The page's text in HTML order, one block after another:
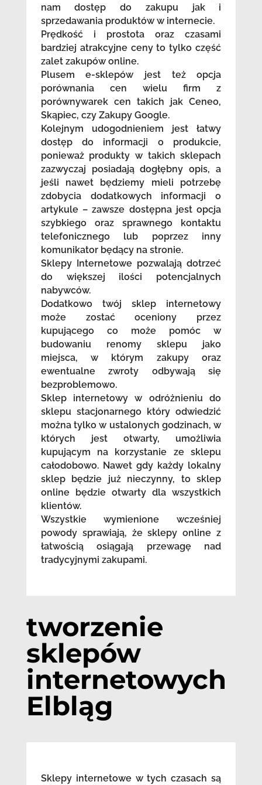
nam dostęp do zakupu jak i
sprzedawania produktów w internecie.
Prędkość i prostota oraz czasami
bardziej atrakcyjne ceny to tylko część
zalet zakupów online.
Plusem e-sklepów jest też opcja
porównania cen wielu firm z
porównywarek cen takich jak Ceneo,
Skąpiec, czy Zakupy Google.
Kolejnym udogodnieniem jest łatwy
dostęp do informacji o produkcie,
ponieważ produkty w takich sklepach
zazwyczaj posiadają dogłębny opis, a
jeśli nawet będziemy mieli potrzebę
zdobycia dodatkowych informacji o
artykule – zawsze dostępna jest opcja
szybkiego oraz sprawnego kontaktu
telefonicznego lub poprzez inny
komunikator będący na stronie.
Sklepy Internetowe pozwalają dotrzeć
do większej ilości potencjalnych
nabywców.
Dodatkowo twój sklep internetowy
może zostać oceniony przez
kupującego co może pomóc w
budowaniu renomy sklepu jako
miejsca, w którym zakupy oraz
ewentualne zwroty odbywają się
bezproblemowo.
Sklep internetowy w odróżnieniu do
sklepu stacjonarnego który odwiedzić
można tylko w ustalonych godzinach, w
których jest otwarty, umożliwia
kupującym na korzystanie ze sklepu
całodobowo. Nawet gdy każdy lokalny
sklep będzie już nieczynny, to sklep
online będzie otwarty dla wszystkich
klientów.
Wszystkie wymienione wcześniej
powody sprawiają, że sklepy online z
łatwością osiągają przewagę nad
tradycyjnymi zakupami.
tworzenie
sklepów
internetowych
Elbląg
Sklepy internetowe w tych czasach są